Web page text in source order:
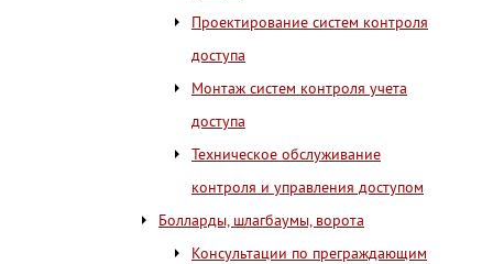
Проектирование систем контроля
доступа
Монтаж систем контроля учета
доступа
Техническое обслуживание
контроля и управления доступом
Болларды, шлагбаумы, ворота
Консультации по преграждающим